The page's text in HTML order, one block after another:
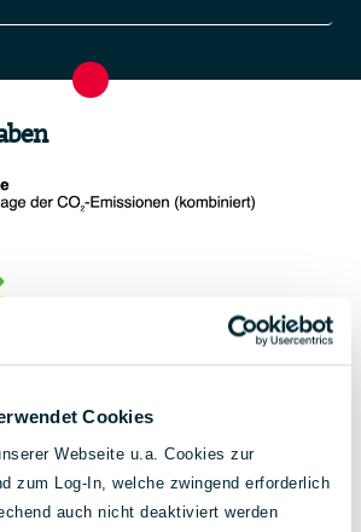
Cookies
Webseite u.a. Cookies zur
zum Log-In, welche zwingend erforderlich
auch nicht deaktiviert werden
7,2 l/100 km